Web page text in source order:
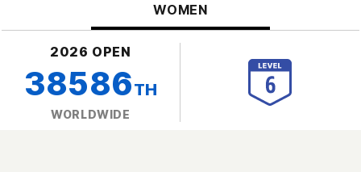
WOMEN
2026 OPEN
38586TH
WORLDWIDE